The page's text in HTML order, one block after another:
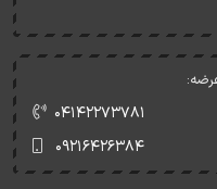
۰۴۱۴۲۲۷۳۷۸۱
۰۹۲۱۶۴۲۶۳۸۴